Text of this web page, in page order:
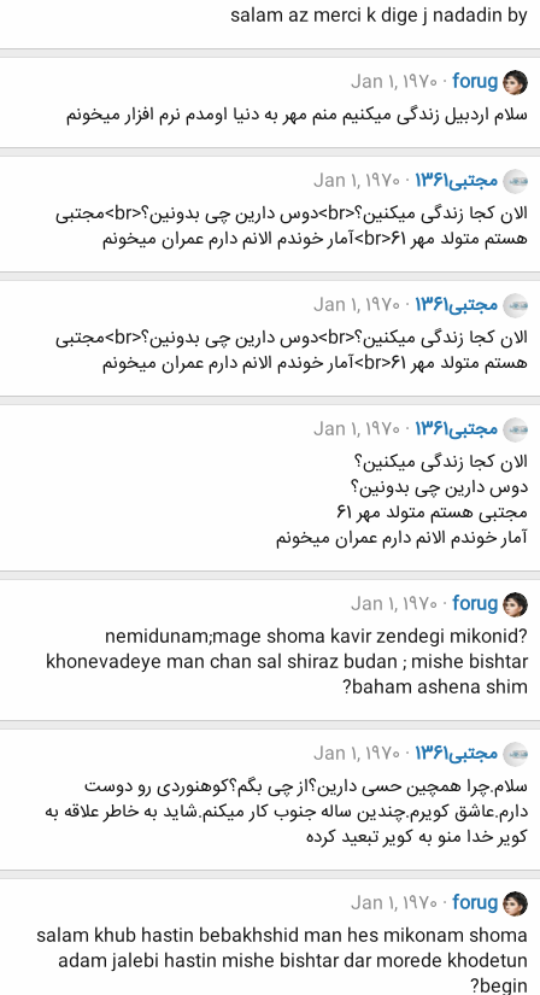
salam az merci k dige j nadadin by
forug
Jan 1, 1970
سلام اردبیل زندگی میکنیم منم مهر به دنیا اومدم نرم افزار میخونم
مجتبی1361
Jan 1, 1970
الان کجا زندگی میکنین؟<br>دوس دارین چی بدونین؟<br>مجتبی
هستم متولد مهر 61<br>آمار خوندم الانم دارم عمران میخونم
مجتبی1361
Jan 1, 1970
الان کجا زندگی میکنین؟<br>دوس دارین چی بدونین؟<br>مجتبی
هستم متولد مهر 61<br>آمار خوندم الانم دارم عمران میخونم
مجتبی1361
Jan 1, 1970
الان کجا زندگی میکنین؟
دوس دارین چی بدونین؟
مجتبی هستم متولد مهر 61
آمار خوندم الانم دارم عمران میخونم
forug
Jan 1, 1970
nemidunam;mage shoma kavir zendegi mikonid?
khonevadeye man chan sal shiraz budan ; mishe bishtar
baham ashena shim?
مجتبی1361
Jan 1, 1970
سلام.چرا همچین حسی دارین؟از چی بگم؟کوهنوردی رو دوست
دارم.عاشق کویرم.چندین ساله جنوب کار میکنم.شاید به خاطر علاقه به
کویر خدا منو به کویر تبعید کرده
forug
Jan 1, 1970
salam khub hastin bebakhshid man hes mikonam shoma
adam jalebi hastin mishe bishtar dar morede khodetun
begin?